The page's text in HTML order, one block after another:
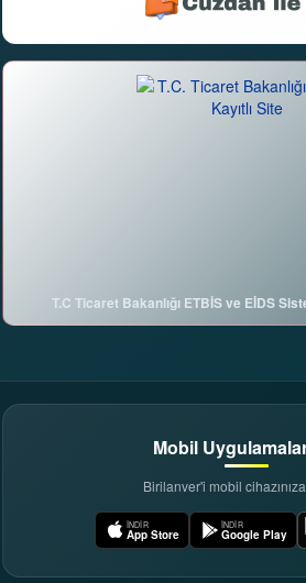
T.C Ticaret Bakanlığı ETBİS ve EİDS
Mobil
Birilanver'i mobil
İNDIR
App Store
İNDIR
Google Play